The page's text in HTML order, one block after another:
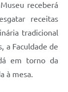
receberá
receitas
tradicional
a Faculdade de
em torno da
à mesa.